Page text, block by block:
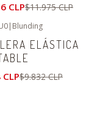
CLP$11.975 CLP
| Blunding
ELÁSTICA
$9.832 CLP